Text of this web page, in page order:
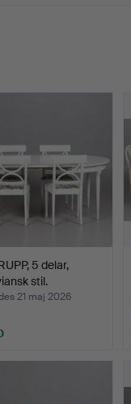
5 delar,
stil.
21 maj 2026